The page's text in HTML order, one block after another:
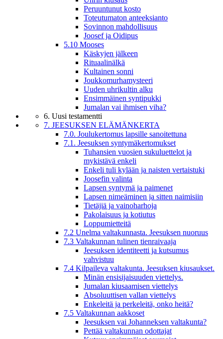
Peruuntunut kosto
Toteutumaton anteeksianto
Sovinnon mahdollisuus
Joosef ja Oidipus
5.10 Mooses
Käskyjen jälkeen
Rituaalinälkä
Kultainen sonni
Joukkomurhamysteeri
Uuden uhrikultin alku
Ensimmäinen syntipukki
Jumalan vai ihmisen viha?
6. Uusi testamentti
7. JEESUKSEN ELÄMÄNKERTA
7.0. Joulukertomus lapsille sanoitettuna
7.1. Jeesuksen syntymäkertomukset
Tuhansien vuosien sukuluettelot ja
mykistävä enkeli
Enkeli tuli kylään ja naisten vertaistuki
Joosefin valinta
Lapsen syntymä ja paimenet
Lapsen nimeäminen ja sitten naimisiin
Tietäjiä ja vainoharhoja
Pakolaisuus ja kotiutus
Loppumietteitä
7.2 Unelma valtakunnasta. Jeesuksen nuoruus
7.3 Valtakunnan tulinen tienraivaaja
Jeesuksen identiteetti ja kutsumus
vahvistuu
7.4 Kilpaileva valtakunta. Jeesuksen kiusaukset.
Minän ensisijaisuuden viettelys.
Jumalan kiusaamisen viettelys
Absoluuttisen vallan viettelys
Enkeleitä ja perkeleitä, onko heitä?
7.5 Valtakunnan aakkoset
Jeesuksen vai Johanneksen valtakunta?
Pettää valtakunnan odottajat